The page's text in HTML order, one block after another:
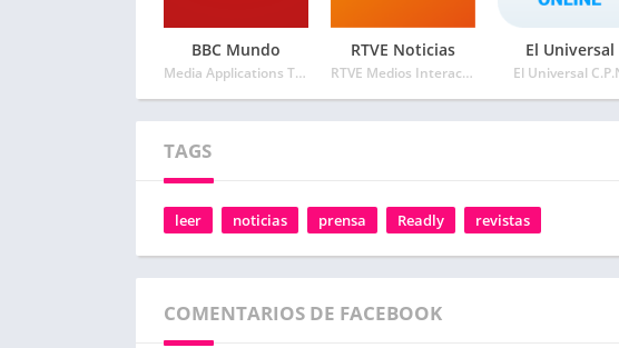
BBC Mundo
Media Applications Technologies for the BBC
RTVE Noticias
RTVE Medios Interactivos
El Universal
El Universal
TAGS
leer noticias prensa Readly revistas
COMENTARIOS DE FACEBOOK